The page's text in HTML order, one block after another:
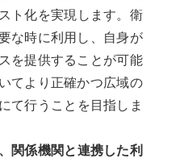
ト化を実現します。衛
な時に利用し、自身が
を提供することが可能
てより正確かつ広域の
て行うことを目指しま
関係機関と連携した利